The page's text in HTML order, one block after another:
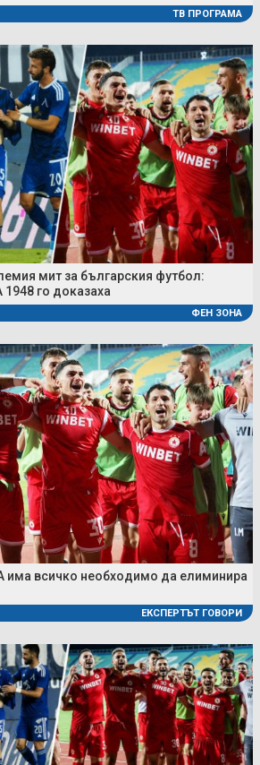
ТВ ПРОГРАМА
мит за българския футбол:
го доказаха
ФЕН ЗОНА
има всичко необходимо да елиминира
ЕКСПЕРТЪТ ГОВОРИ